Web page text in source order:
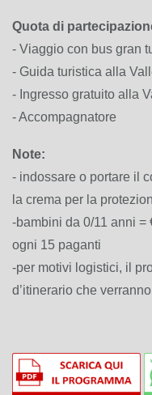
Quota di
- Viaggio con bus gran
- Guida turistica alla
- Ingresso gratuito alla
- Accompagnatore
Note:
- indossare o portare il
la crema per la
-bambini da 0/11 anni =
ogni 15 paganti
-per motivi logistici, il
d’itinerario che